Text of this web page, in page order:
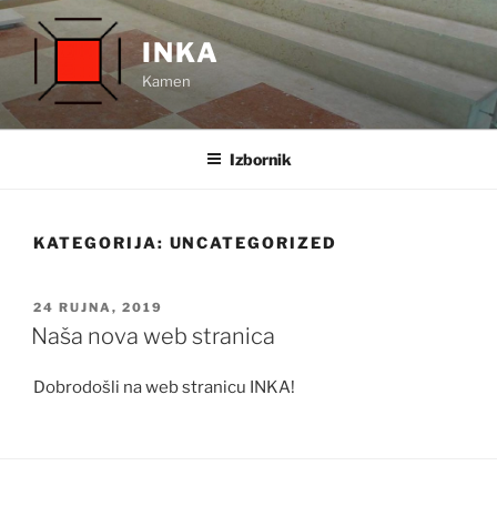
Preskoči
na
INKA
Kamen
Izbornik
KATEGORIJA: UNCATEGORIZED
OBJAVLJENO
24 RUJNA, 2019
Naša nova web stranica
Dobrodošli na web stranicu INKA!